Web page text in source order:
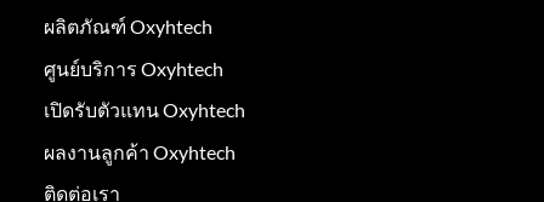
ผลิตภัณฑ์ Oxyhtech
ศูนย์บริการ Oxyhtech
เปิดรับตัวแทน Oxyhtech
ผลงานลูกค้า Oxyhtech
ติดต่อเรา